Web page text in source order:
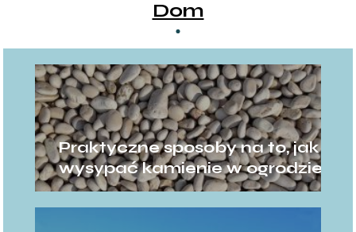
Dom
Praktyczne sposoby na to, jak
wysypać kamienie w ogrodzie